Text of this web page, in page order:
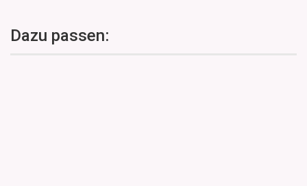
Dazu passen: